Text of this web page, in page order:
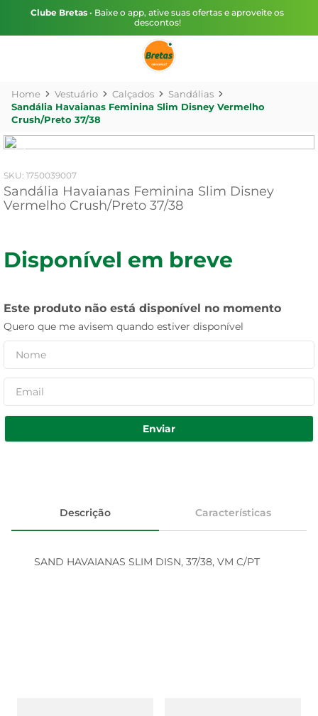
Clube Bretas • Baixe o app, ative suas ofertas e aproveite os
descontos!
Vestuário Calçados
Sandálias
Sandália Havaianas Feminina Slim Disney Vermelho
Crush/Preto 37/38
: 1750039007
Sandália Havaianas Feminina Slim Disney
Vermelho Crush/Preto 37/38
Disponível em breve
Este produto não está disponível no momento
Quero que me avisem quando estiver disponível
Enviar
Descrição Características
SAND HAVAIANAS SLIM DISN, 37/38, VM C/PT